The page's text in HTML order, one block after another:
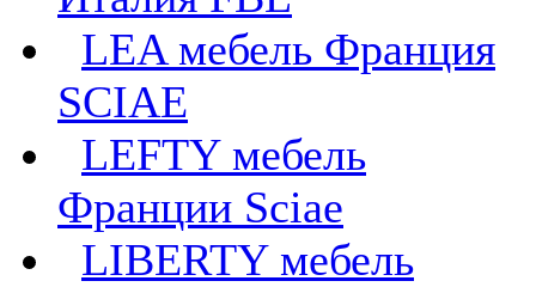
LEA мебель Франция
SCIAE
LEFTY мебель
Франции Sciae
LIBERTY мебель